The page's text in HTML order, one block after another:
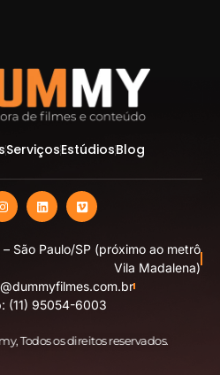
ServiçosEstúdiosBlog
São Paulo/SP (próximo ao metrô
Vila Madalena)
(11) 95054-6003
, Todos os direitos reservados.